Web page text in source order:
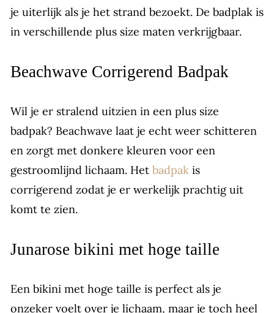
je uiterlijk als je het strand bezoekt. De badplak is
in verschillende plus size maten verkrijgbaar.
Beachwave Corrigerend Badpak
Wil je er stralend uitzien in een plus size
badpak? Beachwave laat je echt weer schitteren
en zorgt met donkere kleuren voor een
gestroomlijnd lichaam. Het badpak is
corrigerend zodat je er werkelijk prachtig uit
komt te zien.
Junarose bikini met hoge taille
Een bikini met hoge taille is perfect als je
onzeker voelt over je lichaam, maar je toch heel